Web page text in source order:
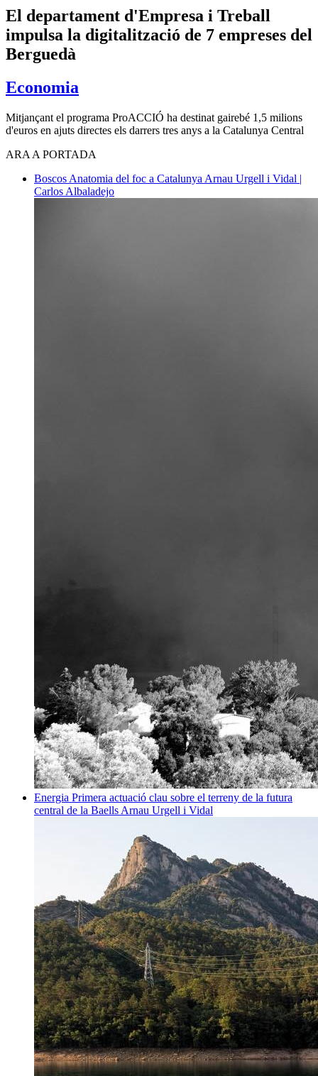
El departament d'Empresa i Treball
impulsa la digitalització de 7 empreses del
Berguedà
Economia
Mitjançant el programa ProACCIÓ ha destinat gairebé 1,5 milions
d'euros en ajuts directes els darrers tres anys a la Catalunya Central
ARA A PORTADA
Boscos Anatomia del foc a Catalunya Arnau Urgell i Vidal |
Carlos Albaladejo
Energia Primera actuació clau sobre el terreny de la futura
central de la Baells Arnau Urgell i Vidal